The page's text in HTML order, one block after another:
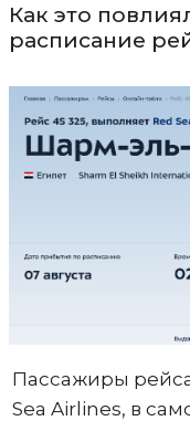
Как это
расписание
Пассажиры
Sea Airlines, в